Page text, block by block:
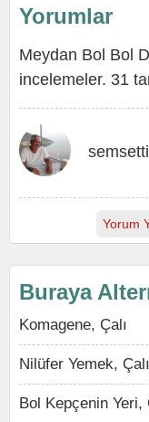
Yorumlar
Meydan Bol Bol
incelemeler. 31
Yorum
Buraya
Komagene, Çalı
Nilüfer Yemek, Çalı
Bol Kepçenin Yeri,